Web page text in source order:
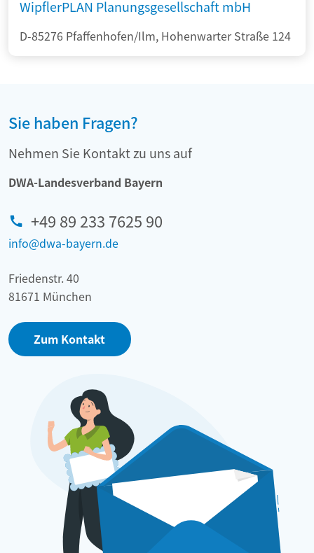
WipflerPLAN Planungsgesellschaft mbH
D-85276 Pfaffenhofen/Ilm, Hohenwarter Straße 124
Sie haben Fragen?
Nehmen Sie Kontakt zu uns auf
DWA-Landesverband Bayern
+49 89 233 7625 90
info@dwa-bayern.de
Friedenstr. 40
81671 München
Zum Kontakt